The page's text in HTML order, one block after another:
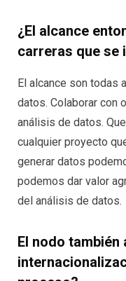
¿El alcance
carreras que se
El alcance son todas
datos. Colaborar con
análisis de datos.
cualquier proyecto
generar datos
podemos dar valor
del análisis de datos.
El nodo también